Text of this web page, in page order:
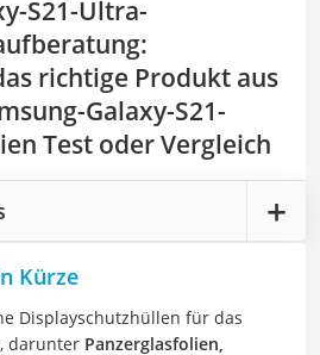
S21-Ultra-
:
richtige Produkt aus
Galaxy-S21-
Test oder Vergleich
Kürze
Displayschutzhüllen für das
darunter Panzerglasfolien,